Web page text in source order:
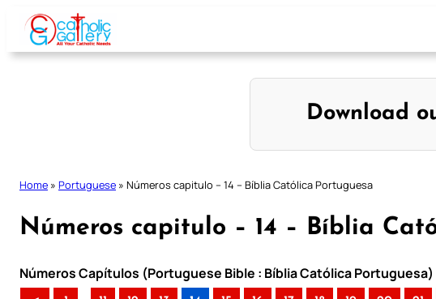
Skip
content
Download
Home » Portuguese » Números capitulo – 14 – Bíblia Católica Portuguesa
Números capitulo – 14 – Bíblia
Números Capítulos (Portuguese Bible : Bíblia Católica Portuguesa)